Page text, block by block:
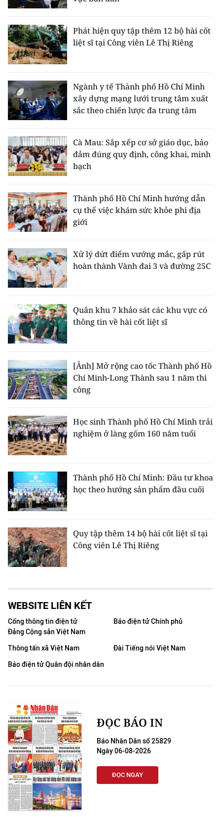
Phát hiện quy tập thêm 12 bộ hài cốt
liệt sĩ tại Công viên Lê Thị Riêng
Ngành y tế Thành phố Hồ Chí Minh
xây dựng mạng lưới trung tâm xuất
sắc theo chiến lược đa trung tâm
Cà Mau: Sắp xếp cơ sở giáo dục, bảo
đảm đúng quy định, công khai, minh
bạch
Thành phố Hồ Chí Minh hướng dẫn
cụ thể việc khám sức khỏe phi địa
giới
Xử lý dứt điểm vướng mắc, gấp rút
hoàn thành Vành đai 3 và đường 25C
Quân khu 7 khảo sát các khu vực có
thông tin về hài cốt liệt sĩ
[Ảnh] Mở rộng cao tốc Thành phố Hồ
Chí Minh-Long Thành sau 1 năm thi
công
Học sinh Thành phố Hồ Chí Minh trải
nghiệm ở làng gốm 160 năm tuổi
Thành phố Hồ Chí Minh: Đầu tư khoa
học theo hướng sản phẩm đầu cuối
Quy tập thêm 14 bộ hài cốt liệt sĩ tại
Công viên Lê Thị Riêng
WEBSITE LIÊN KẾT
Cổng thông tin điện tử
Đảng Cộng sản Việt Nam
Báo điện tử Chính phủ
Thông tấn xã Việt Nam
Đài Tiếng nói Việt Nam
Báo điện tử Quân đội nhân dân
ĐỌC BÁO IN
Báo Nhân Dân số 25829
Ngày 06-08-2026
ĐỌC NGAY